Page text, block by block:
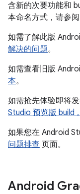
含新的次要功能和
本命名方式，请参阅
如需了解此版
解决的问题。
如需查看旧版
本。
如需抢先体验即将
Studio 预览版 build 。
如果您在 Android
问题排查 页面。
Android